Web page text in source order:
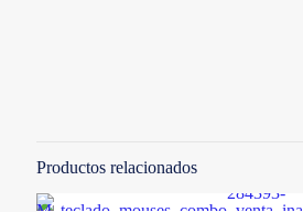
Accesorios,Sistemas,
Productos relacionados